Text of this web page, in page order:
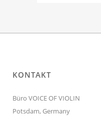
KONTAKT
Büro VOICE OF VIOLIN
Potsdam, Germany